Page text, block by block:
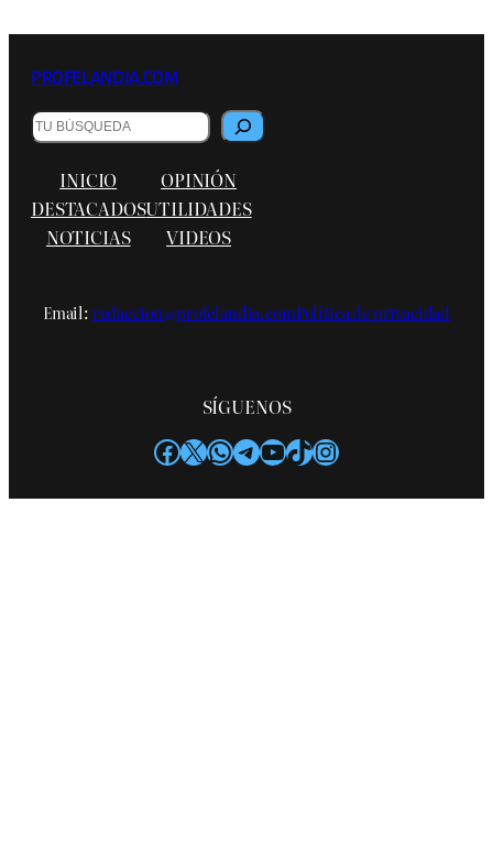
PROFELANDIA.COM
B
u
a
r
INICIO
DESTACADOS
NOTICIAS
OPINIÓN
UTILIDADES
VIDEOS
Email:redaccion@profelandia.comPolítica de privacidad
SÍGUENOS
Facebook
X WhatsApp
Telegram
YouTube
TikTok
Instagram